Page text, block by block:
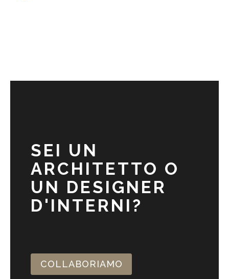
SEI UN
ARCHITETTO O
UN DESIGNER
D'INTERNI?
COLLABORIAMO